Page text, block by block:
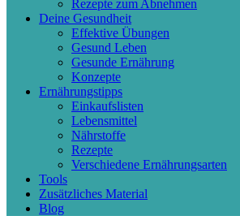
Rezepte zum Abnehmen
Deine Gesundheit
Effektive Übungen
Gesund Leben
Gesunde Ernährung
Konzepte
Ernährungstipps
Einkaufslisten
Lebensmittel
Nährstoffe
Rezepte
Verschiedene Ernährungsarten
Tools
Zusätzliches Material
Blog